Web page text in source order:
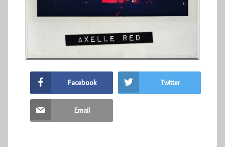
Facebook Twitter
Email